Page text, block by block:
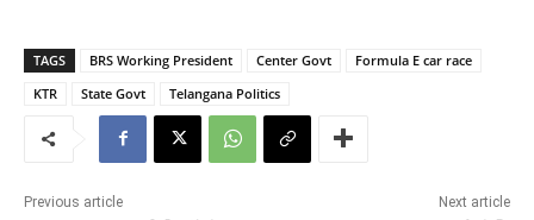
TAGS BRS Working President Center Govt
Formula E car race
KTR
State Govt Telangana Politics
Previous article Next article